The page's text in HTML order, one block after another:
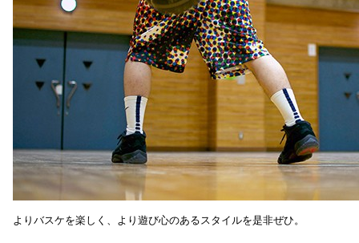
よりバスケを楽しく、より遊び心のあるスタイルを是非ぜひ。